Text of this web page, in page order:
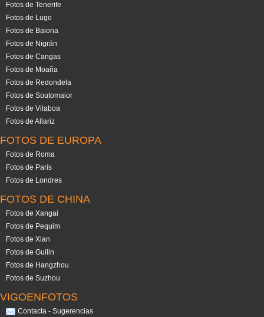
Fotos de Tenerife
Fotos de Lugo
Fotos de Baiona
Fotos de Nigrán
Fotos de Cangas
Fotos de Moaña
Fotos de Redondela
Fotos de Soutomaior
Fotos de Vilaboa
Fotos de Allariz
FOTOS DE EUROPA
Fotos de Roma
Fotos de París
Fotos de Londres
FOTOS DE CHINA
Fotos de Xangai
Fotos de Pequim
Fotos de Xian
Fotos de Guilin
Fotos de Hangzhou
Fotos de Suzhou
VIGOENFOTOS
Contacta - Sugerencias